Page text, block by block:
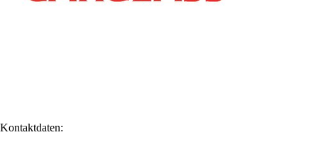
Kontaktdaten: